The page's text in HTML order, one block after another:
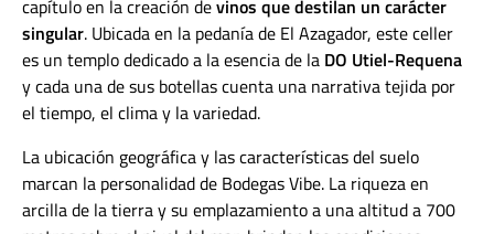
capítulo en la creación devinos que destilan un carácter
singular. Ubicada en la pedanía de El Azagador, este celler
es un templo dedicado a la esencia de la DO Utiel-Requena
y cada una de sus botellas cuenta una narrativa tejida por
el tiempo, el clima y la variedad.
La ubicación geográfica y las características del suelo
marcan la personalidad de Bodegas Vibe. La riqueza en
arcilla de la tierra y su emplazamiento a una altitud a 700